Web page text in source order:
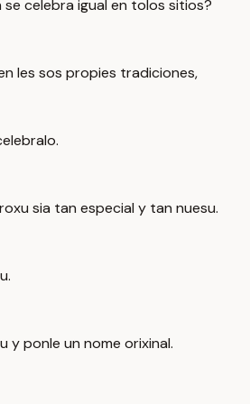
celebra igual en tolos sitios?
les sos propies tradiciones,
sia tan especial y tan nuesu.
y ponle un nome orixinal.